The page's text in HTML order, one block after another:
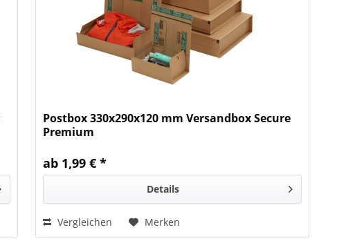
Postbox 330x290x120 mm Versandbox Secure
Premium
ab 1,99 € *
Details
Vergleichen Merken